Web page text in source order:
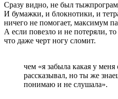
Сразу видно, не был
И бумажки, и блокнотики, и
ничего не помогает, максимум
А если повезло и не потеряли,
что даже черт ногу сломит.
чем «я забыла какая у
рассказывал, но ты же
понимаю и не слушала».